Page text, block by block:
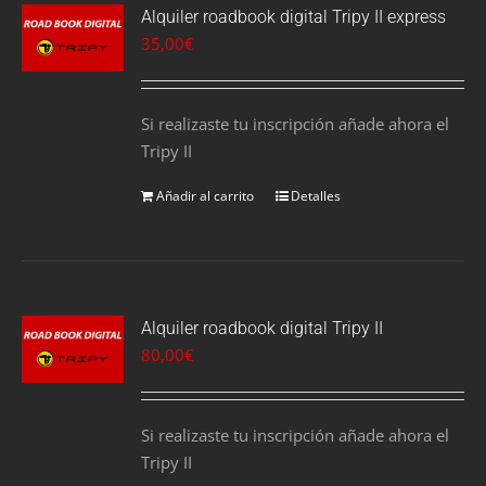
Alquiler roadbook digital Tripy II express
35,00€
Si realizaste tu inscripción añade ahora el
Tripy II
Añadir al carrito Detalles
Alquiler roadbook digital Tripy II
80,00€
Si realizaste tu inscripción añade ahora el
Tripy II